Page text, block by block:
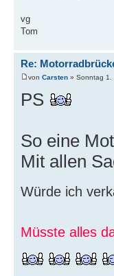
vg
Tom
Re:
von Carsten » Sonntag 1.
PS
So eine
Mit allen
Würde ich
Müsste alles